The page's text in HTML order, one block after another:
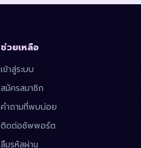
ช่วยเหลือ
เข้าสู่ระบบ
สมัครสมาชิก
คำถามที่พบบ่อย
ติดต่อซัพพอร์ต
ลืมรหัสผ่าน